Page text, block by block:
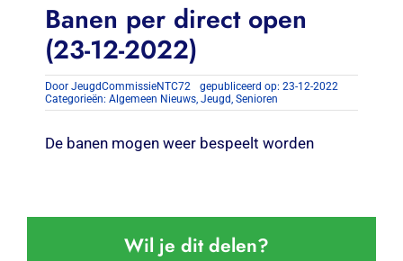
Banen per direct open
(23-12-2022)
Door JeugdCommissieNTC72
gepubliceerd op: 23-12-2022
Categorieën: Algemeen Nieuws, Jeugd, Senioren
De banen mogen weer bespeelt worden
Wil je dit delen?